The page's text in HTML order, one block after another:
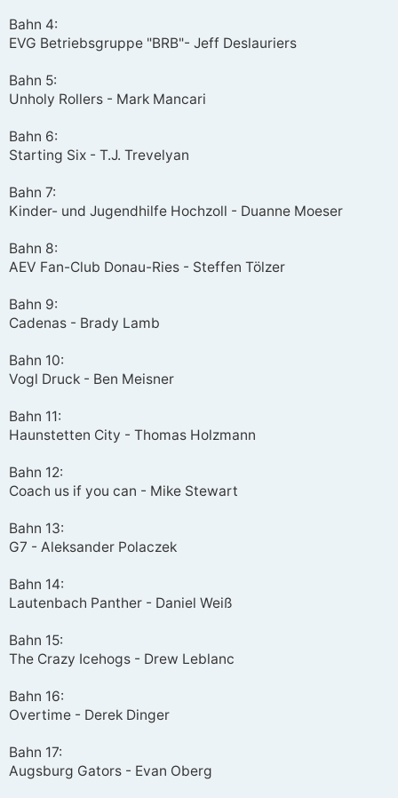
Bahn 4:
EVG Betriebsgruppe "BRB"- Jeff Deslauriers
Bahn 5:
Unholy Rollers - Mark Mancari
Bahn 6:
Starting Six - T.J. Trevelyan
Bahn 7:
Kinder- und Jugendhilfe Hochzoll - Duanne Moeser
Bahn 8:
AEV Fan-Club Donau-Ries - Steffen Tölzer
Bahn 9:
Cadenas - Brady Lamb
Bahn 10:
Vogl Druck - Ben Meisner
Bahn 11:
Haunstetten City - Thomas Holzmann
Bahn 12:
Coach us if you can - Mike Stewart
Bahn 13:
G7 - Aleksander Polaczek
Bahn 14:
Lautenbach Panther - Daniel Weiß
Bahn 15:
The Crazy Icehogs - Drew Leblanc
Bahn 16:
Overtime - Derek Dinger
Bahn 17:
Augsburg Gators - Evan Oberg